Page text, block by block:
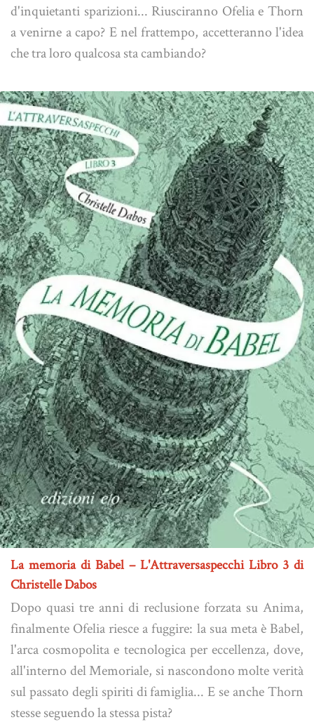
d'inquietanti sparizioni... Riusciranno Ofelia e Thorn
a venirne a capo? E nel frattempo, accetteranno l'idea
che tra loro qualcosa sta cambiando?
La memoria di Babel – L'Attraversaspecchi Libro 3 di
Christelle Dabos
Dopo quasi tre anni di reclusione forzata su Anima,
finalmente Ofelia riesce a fuggire: la sua meta è Babel,
l'arca cosmopolita e tecnologica per eccellenza, dove,
all'interno del Memoriale, si nascondono molte verità
sul passato degli spiriti di famiglia... E se anche Thorn
stesse seguendo la stessa pista?